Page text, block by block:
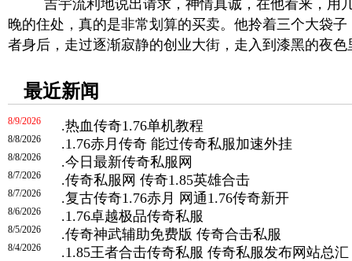
吉宇流利地说出请求，神情真诚，在他看来，用
晚的住处，真的是非常划算的买卖。他拎着三个大袋
者身后，走过逐渐寂静的创业大街，走入到漆黑的夜色
最近新闻
.热血传奇1.76单机教程
8/9/2026
.1.76赤月传奇 能过传奇私服加速外挂
8/8/2026
.今日最新传奇私服网
8/8/2026
.传奇私服网 传奇1.85英雄合击
8/7/2026
.复古传奇1.76赤月 网通1.76传奇新开
8/7/2026
.1.76卓越极品传奇私服
8/6/2026
.传奇神武辅助免费版 传奇合击私服
8/5/2026
.1.85王者合击传奇私服 传奇私服发布网站总汇
8/4/2026